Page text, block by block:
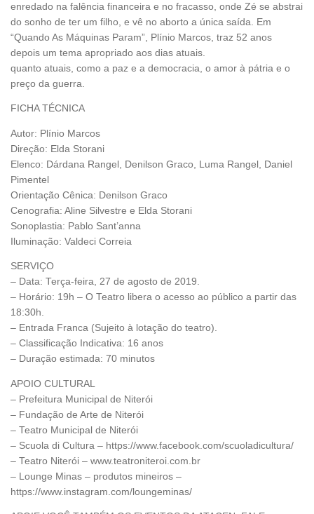
enredado na falência financeira e no fracasso, onde Zé se abstrai
do sonho de ter um filho, e vê no aborto a única saída. Em
“Quando As Máquinas Param”, Plínio Marcos, traz 52 anos
depois um tema apropriado aos dias atuais.
quanto atuais, como a paz e a democracia, o amor à pátria e o
preço da guerra.
FICHA TÉCNICA
Autor: Plínio Marcos
Direção: Elda Storani
Elenco: Dárdana Rangel, Denilson Graco, Luma Rangel, Daniel
Pimentel
Orientação Cênica: Denilson Graco
Cenografia: Aline Silvestre e Elda Storani
Sonoplastia: Pablo Sant’anna
Iluminação: Valdeci Correia
SERVIÇO
– Data: Terça-feira, 27 de agosto de 2019.
– Horário: 19h – O Teatro libera o acesso ao público a partir das
18:30h.
– Entrada Franca (Sujeito à lotação do teatro).
– Classificação Indicativa: 16 anos
– Duração estimada: 70 minutos
APOIO CULTURAL
– Prefeitura Municipal de Niterói
– Fundação de Arte de Niterói
– Teatro Municipal de Niterói
– Scuola di Cultura – https://www.facebook.com/scuoladicultura/
– Teatro Niterói – www.teatroniteroi.com.br
– Lounge Minas – produtos mineiros –
https://www.instagram.com/loungeminas/